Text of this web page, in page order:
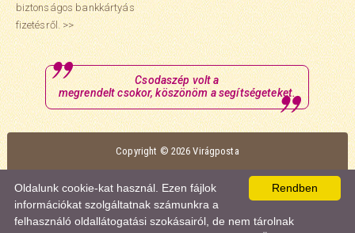
biztonságos bankkártyás
fizetésről. >>
Csodaszép volt a
megrendelt csokor, köszönöm a segítségeteket.
Copyright © 2026 Virágposta
Oldalunk optimális megtekintéséhez a Mozilla Firefox vagy a Google Chrome
böngészőt ajánljuk.
Rendben
Oldalunk cookie-kat használ. Ezen fájlok
információkat szolgáltatnak számunkra a
felhasználó oldallátogatási szokásairól, de nem tárolnak